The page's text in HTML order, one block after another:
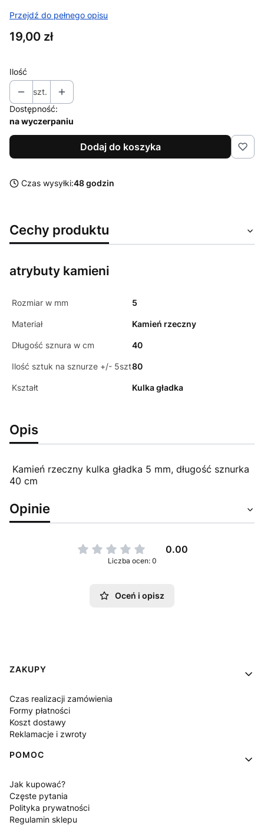
Przejdź do pełnego opisu
Cena
19,00 zł
Ilość
szt.
Dostępność:
na wyczerpaniu
Dodaj do koszyka
Czas wysyłki:48 godzin
Cechy produktu
atrybuty kamieni
Rozmiar w mm 5
Materiał Kamień rzeczny
Długość sznura w cm 40
Ilość sztuk na sznurze +/- 5szt80
Kształt Kulka gładka
Opis
Kamień rzeczny kulka gładka 5 mm, długość sznurka
40 cm
Opinie
0.00
Liczba ocen: 0
Oceń i opisz
Linki w stopce
ZAKUPY
Czas realizacji zamówienia
Formy płatności
Koszt dostawy
Reklamacje i zwroty
POMOC
Jak kupować?
Częste pytania
Polityka prywatności
Regulamin sklepu